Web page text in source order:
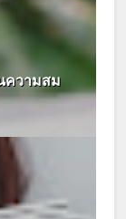
ความสม